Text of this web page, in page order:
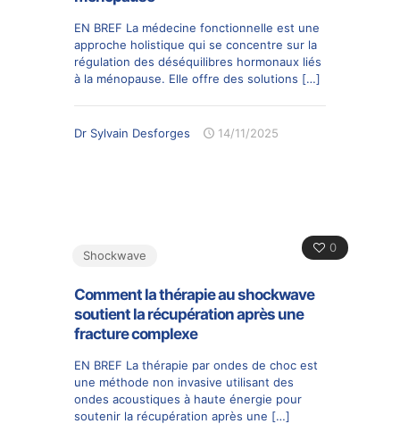
EN BREF La médecine fonctionnelle est une
approche holistique qui se concentre sur la
régulation des déséquilibres hormonaux liés
à la ménopause. Elle offre des solutions […]
Dr Sylvain Desforges 14/11/2025
0
Shockwave
Comment la thérapie au shockwave
soutient la récupération après une
fracture complexe
EN BREF La thérapie par ondes de choc est
une méthode non invasive utilisant des
ondes acoustiques à haute énergie pour
soutenir la récupération après une […]